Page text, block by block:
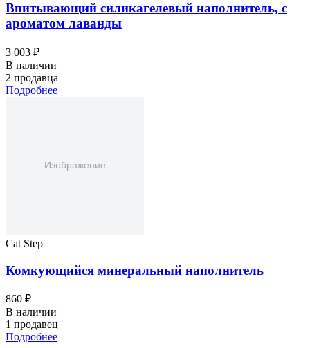
Впитывающий силикагелевый наполнитель, с
ароматом лаванды
3 003 ₽
В наличии
2 продавца
Подробнее
Cat Step
Комкующийся минеральный наполнитель
860 ₽
В наличии
1 продавец
Подробнее